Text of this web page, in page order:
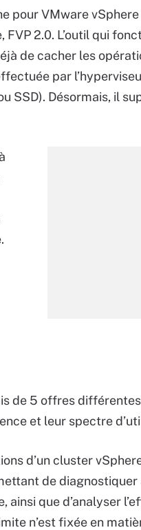
pour VMware
2.0. L’outil qui
de cacher les
par
SSD). Désormais, il
à
de 5 offres
et leur spectre
d’un cluster
de diagnostiquer
ainsi que d’analyser
n’est fixée en